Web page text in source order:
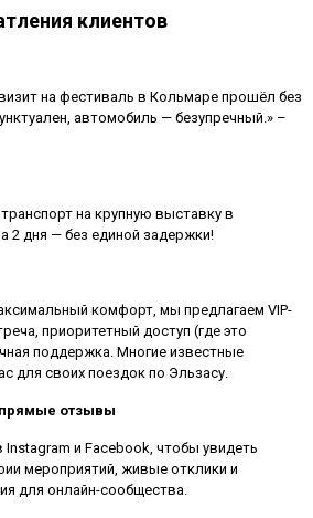
клиентов
на фестиваль в Кольмаре прошёл без
автомобиль — безупречный.» –
на крупную выставку в
2 дня — без единой задержки!
комфорт, мы предлагаем VIP-
приоритетный доступ (где это
поддержка. Многие известные
для своих поездок по Эльзасу.
отзывы
и Facebook, чтобы увидеть
мероприятий, живые отклики и
для онлайн-сообщества.